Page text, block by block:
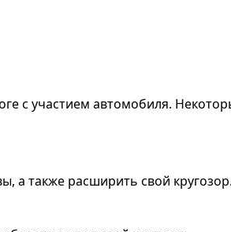
с участием автомобиля.
а также расширить свой кругозор.